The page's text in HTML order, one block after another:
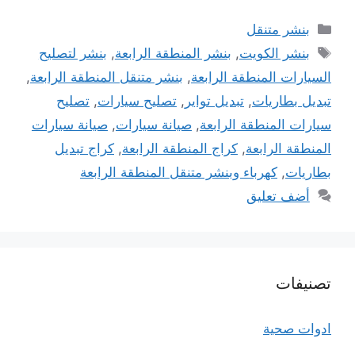
التصنيفات
بنشر متنقل
الوسوم
بنشر الكويت, بنشر المنطقة الرابعة, بنشر لتصليح
السيارات المنطقة الرابعة, بنشر متنقل المنطقة الرابعة,
تبديل بطاريات, تبديل تواير , تصليح سيارات, تصليح
سيارات المنطقة الرابعة, صيانة سيارات, صيانة سيارات
المنطقة الرابعة, كراج المنطقة الرابعة, كراج تبديل
بطاريات, كهرباء وبنشر متنقل المنطقة الرابعة
أضف تعليق
تصنيفات
ادوات صحية